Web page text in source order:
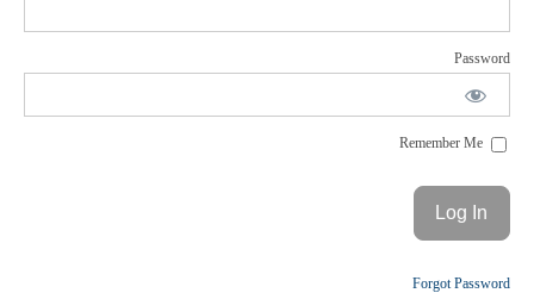
Password
Forgot Password